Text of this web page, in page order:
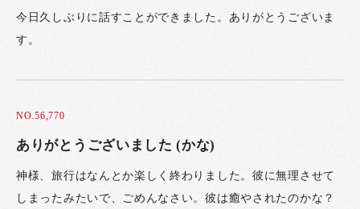
今日久しぶりに話すことができました。ありがとうございま
す。
NO.56,770
ありがとうございました (かな)
神様、旅行はなんとか楽しく終わりました。彼に無理させて
しまったみたいで、ごめんなさい。彼は癒やされたのかな？